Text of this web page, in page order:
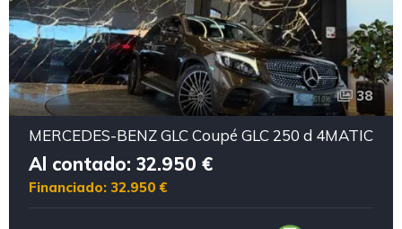
38
MERCEDES-BENZ GLC Coupé GLC 250 d 4MATIC
Al contado: 32.950 €
Financiado: 32.950 €